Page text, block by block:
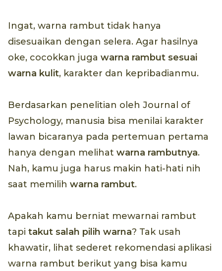
Ingat, warna rambut tidak hanya
disesuaikan dengan selera. Agar hasilnya
oke, cocokkan juga warna rambut sesuai
warna kulit, karakter dan kepribadianmu.
Berdasarkan penelitian oleh Journal of
Psychology, manusia bisa menilai karakter
lawan bicaranya pada pertemuan pertama
hanya dengan melihat warna rambutnya.
Nah, kamu juga harus makin hati-hati nih
saat memilih warna rambut.
Apakah kamu berniat mewarnai rambut
tapi takut salah pilih warna? Tak usah
khawatir, lihat sederet rekomendasi aplikasi
warna rambut berikut yang bisa kamu